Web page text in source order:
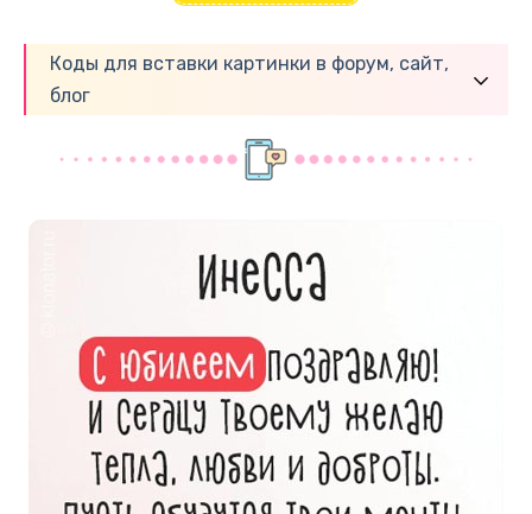
Коды для вставки картинки в форум, сайт,
блог